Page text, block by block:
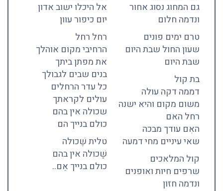
גם המחוג נסוג אחור
ונדמה חלום
טרם ימים פונים
שעון החול שבת היום
שבּת היום
בת קול
דממה דקה עולה
משום מקום והיא ישנה
רחל האם
האִם עודך מבכה
שאי עיניים מחי דמעה
קול המלאכים
שרפים חיות ואופנים
ונדמה חזון
אל היכלו ישוב אדון
יום כיפור עוון
רחל רחל
הרחיבי מקום אוהלך
את מפתן ביתך
בנים שבים לגבולך
כל עדר הרחלים
עולים לקראתך
שכולה אין בהם
כולם בנייך הם
טלית שֶׁכולה
שַׁכולה אין בהם
כולם בנייך אֵם..